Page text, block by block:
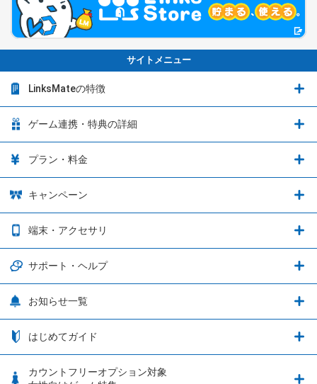
サイトメニュー
LinksMateの特徴
LinksMateの特徴
音声通話料金がもっとオトクに
データ通信容量繰り越し
通信エリアと通信速度状況
つながる端末保証
フィルタリングアプリ
ゲーム連携・特典の詳細
ゲーム連携・特典の詳細
ブレイブソード×ブレイズソウル
ウマ娘 プリティーダービー
プリンセスコネクト！Re:Dive
釣り★スタ
プラン・料金
プラン・料金
3種類のSIMタイプ
日割り計算
キャンペーン
お得なキャンペーン実施中！
OPPO端末購入キャンペーン第5弾
端末・アクセサリ
端末・アクセサリ
iPhone利用について
動作確認済み端末一覧
サポート・ヘルプ
サポート・ヘルプ
nanoSIM･microSIM･通常SIMの初期設定方法
お知らせ一覧
お知らせ一覧
はじめてガイド
はじめてガイド
カウントフリーオプション対象